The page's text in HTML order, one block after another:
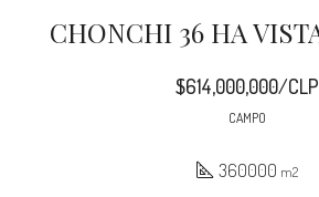
$614,000,000/CLP
CAMPO
360000 m2